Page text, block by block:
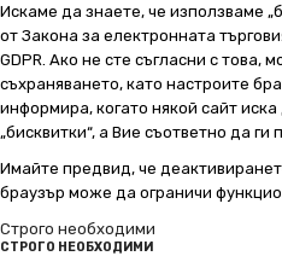
Искаме да знаете, че използваме
от Закона за електронната
GDPR. Ако не сте съгласни с това,
съхраняването, като настроите
информира, когато някой сайт
„бисквитки“, а Вие съответно да ги
Имайте предвид, че
браузър може да ограничи
Строго необходими
СТРОГО НЕОБХОДИМИ